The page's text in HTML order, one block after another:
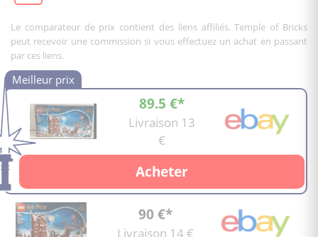
Le comparateur de prix contient des liens affiliés. Temple of Bricks
peut recevoir une commission si vous effectuez un achat en passant
par ces liens.
89.5 €*
Livraison 13
€
Acheter
90 €*
Livraison 14 €